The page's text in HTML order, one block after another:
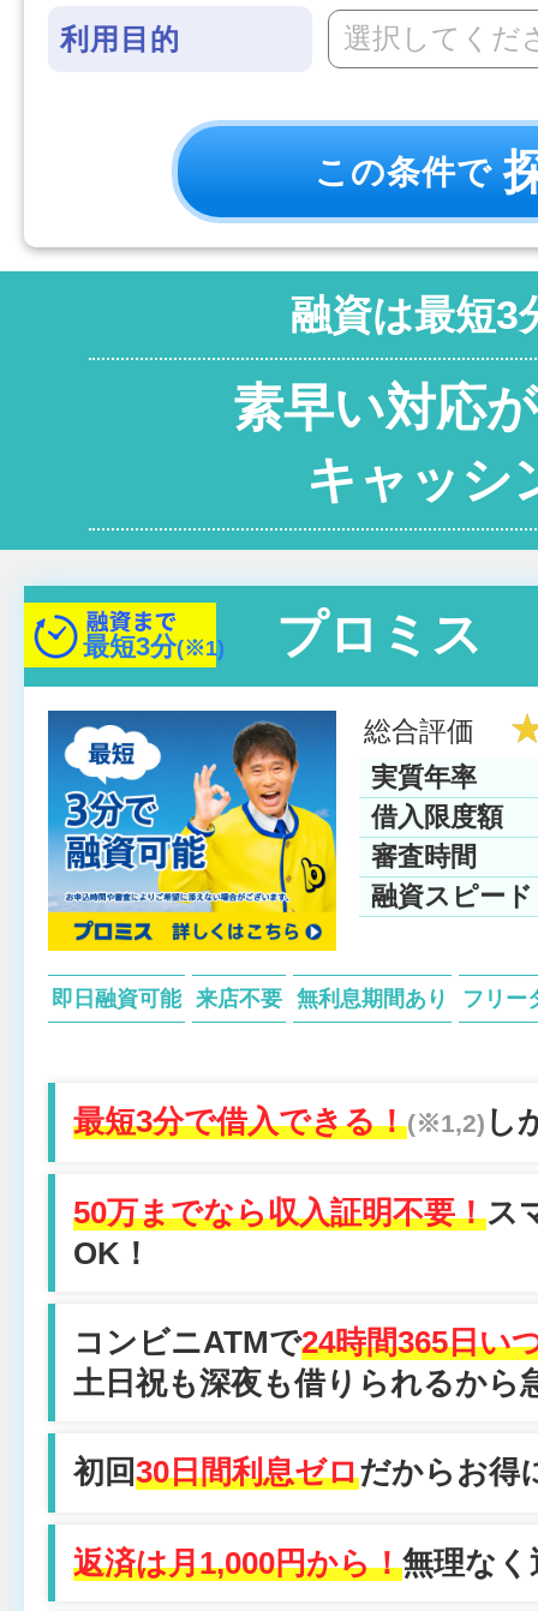
利用目的 選択してくだ
この条件で
融資は最短3
素早い対応
キャッシ
最短3分(※1) プロミス
総合評価
実質年率
借入限度額
審査時間
融資スピード
即日融資可能 来店不要 無利息期間あり フリー
最短3分で借入できる！(※1,2) し
50万までなら収入証明不要！ス
OK！
コンビニATMで24時間365日い
土日祝も深夜も借りられるか
初回30日間利息ゼロだからお得
返済は月1,000円から！無理な